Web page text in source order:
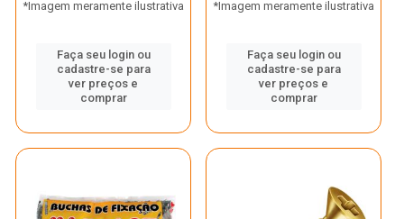
*Imagem meramente ilustrativa
Faça seu login ou
cadastre-se para
ver preços e
comprar
*Imagem meramente ilustrativa
Faça seu login ou
cadastre-se para
ver preços e
comprar